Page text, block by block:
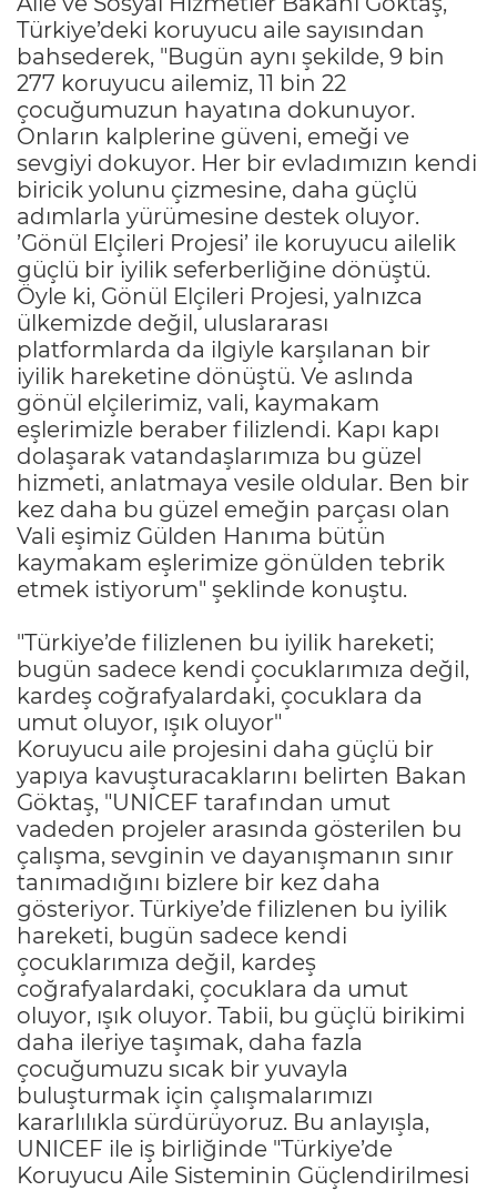
Türkiye’deki koruyucu aile sayısından
bahsederek, "Bugün aynı şekilde, 9 bin
277 koruyucu ailemiz, 11 bin 22
çocuğumuzun hayatına dokunuyor.
Onların kalplerine güveni, emeği ve
sevgiyi dokuyor. Her bir evladımızın kendi
biricik yolunu çizmesine, daha güçlü
adımlarla yürümesine destek oluyor.
’Gönül Elçileri Projesi’ ile koruyucu ailelik
güçlü bir iyilik seferberliğine dönüştü.
Öyle ki, Gönül Elçileri Projesi, yalnızca
ülkemizde değil, uluslararası
platformlarda da ilgiyle karşılanan bir
iyilik hareketine dönüştü. Ve aslında
gönül elçilerimiz, vali, kaymakam
eşlerimizle beraber filizlendi. Kapı kapı
dolaşarak vatandaşlarımıza bu güzel
hizmeti, anlatmaya vesile oldular. Ben bir
kez daha bu güzel emeğin parçası olan
Vali eşimiz Gülden Hanıma bütün
kaymakam eşlerimize gönülden tebrik
etmek istiyorum" şeklinde konuştu.
"Türkiye’de filizlenen bu iyilik hareketi;
bugün sadece kendi çocuklarımıza değil,
kardeş coğrafyalardaki, çocuklara da
umut oluyor, ışık oluyor"
Koruyucu aile projesini daha güçlü bir
yapıya kavuşturacaklarını belirten Bakan
Göktaş, "UNICEF tarafından umut
vadeden projeler arasında gösterilen bu
çalışma, sevginin ve dayanışmanın sınır
tanımadığını bizlere bir kez daha
gösteriyor. Türkiye’de filizlenen bu iyilik
hareketi, bugün sadece kendi
çocuklarımıza değil, kardeş
coğrafyalardaki, çocuklara da umut
oluyor, ışık oluyor. Tabii, bu güçlü birikimi
daha ileriye taşımak, daha fazla
çocuğumuzu sıcak bir yuvayla
buluşturmak için çalışmalarımızı
kararlılıkla sürdürüyoruz. Bu anlayışla,
UNICEF ile iş birliğinde "Türkiye’de
Koruyucu Aile Sisteminin Güçlendirilmesi